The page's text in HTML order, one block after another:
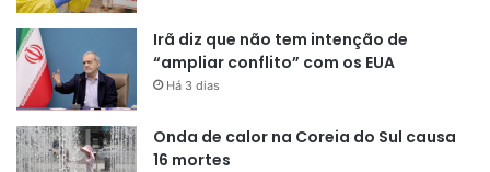
Irã diz que não tem intenção de
“ampliar conflito” com os EUA
Há 3 dias
Onda de calor na Coreia do Sul causa
16 mortes